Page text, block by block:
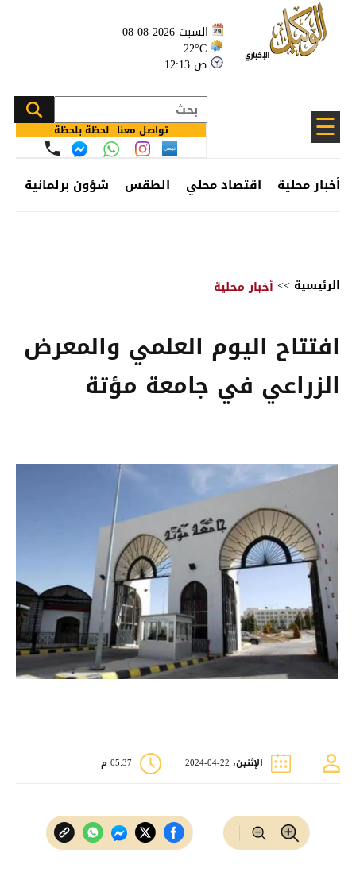
السبت 2026-08-08
22°C
12:13 ص
☰ تواصل معنا.. لحظة بلحظة
أخبار محلية اقتصاد محلي الطقس شؤون برلمانية
الرئيسية >> أخبار محلية
افتتاح اليوم العلمي والمعرض
الزراعي في جامعة مؤتة
الإثنين، 22-04-2024 05:37 م